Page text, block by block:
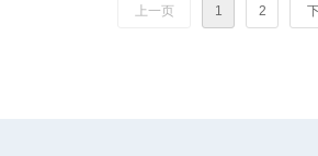
上一页 1 2